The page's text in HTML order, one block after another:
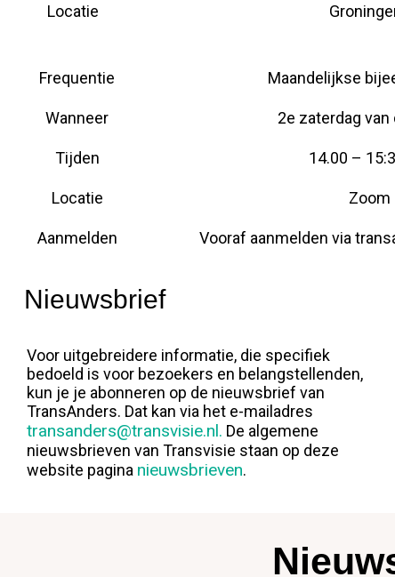
Locatie
Frequentie Maandelijkse
Wanneer 2e zaterdag van
Tijden 14.00 –
Locatie Zoom
Aanmelden Vooraf aanmelden via
Nieuwsbrief
Voor uitgebreidere informatie, die specifiek
bedoeld is voor bezoekers en belangstellenden,
kun je je abonneren op de nieuwsbrief van
TransAnders. Dat kan via het e-mailadres
transanders@transvisie.nl. De algemene
nieuwsbrieven van Transvisie staan op deze
website pagina nieuwsbrieven.